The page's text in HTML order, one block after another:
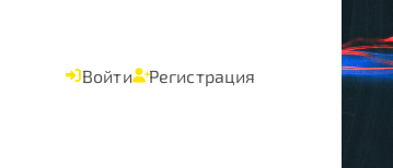
Войти Регистрация